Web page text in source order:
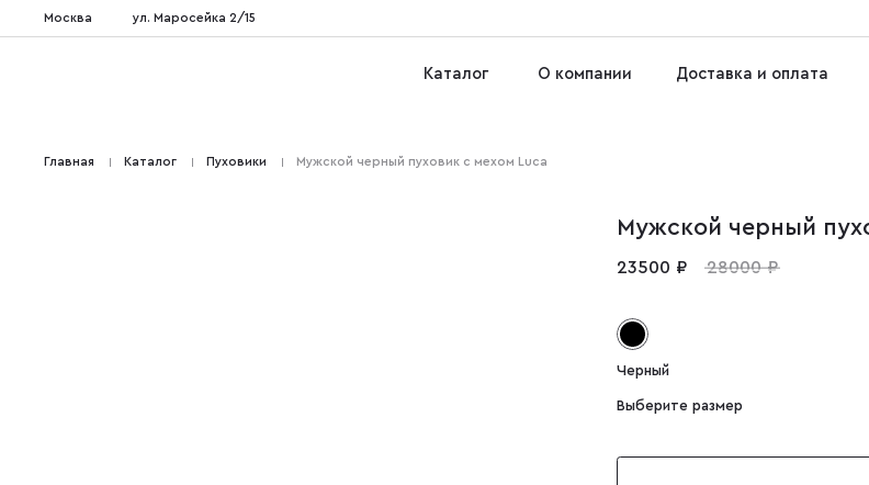
Москва ул. Маросейка 2/15
Каталог О компании Доставка и оплата
Главная Каталог Пуховики Мужской черный пуховик с мехом Luca
Мужской черный
23500 ₽ 28000 ₽
Черный
Выберите размер